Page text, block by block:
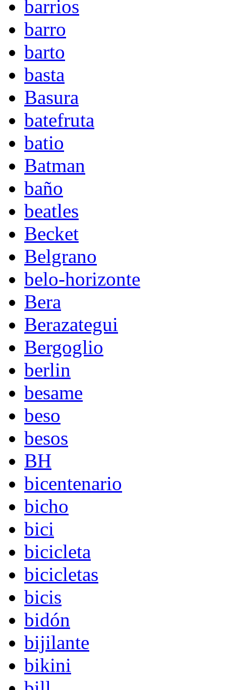
barrios
barro
barto
basta
Basura
batefruta
batio
Batman
baño
beatles
Becket
Belgrano
belo-horizonte
Bera
Berazategui
Bergoglio
berlin
besame
beso
besos
BH
bicentenario
bicho
bici
bicicleta
bicicletas
bicis
bidón
bijilante
bikini